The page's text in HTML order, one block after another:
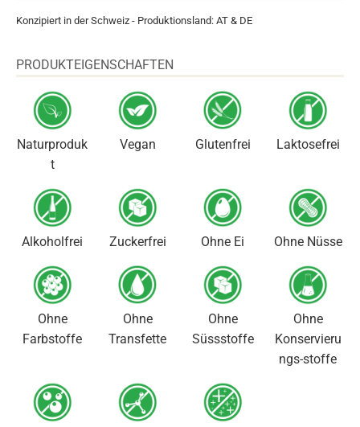
Konzipiert in der Schweiz - Produktionsland: AT & DE
PRODUKTEIGENSCHAFTEN
Naturproduk
t
Vegan Glutenfrei Laktosefrei
Alkoholfrei Zuckerfrei Ohne Ei Ohne Nüsse
Ohne
Farbstoffe
Ohne
Transfette
Ohne
Süssstoffe
Ohne
Konservieru
ngs-stoffe